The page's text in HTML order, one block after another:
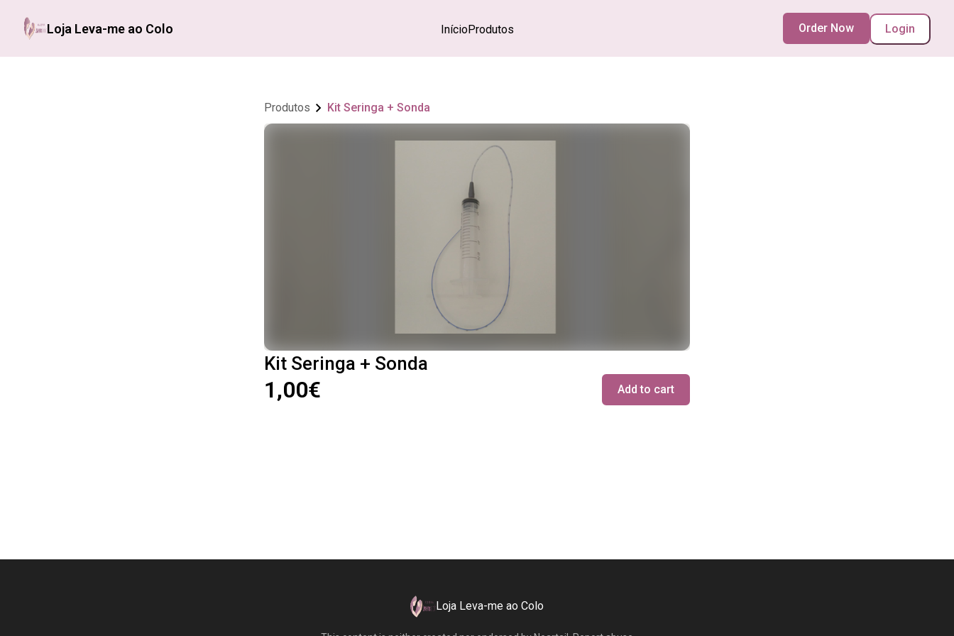
Loja Leva-me ao Colo InícioProdutos Login
Order Now
Produtos Kit Seringa + Sonda
Kit Seringa + Sonda
1,00€ Add to cart
Loja Leva-me ao Colo